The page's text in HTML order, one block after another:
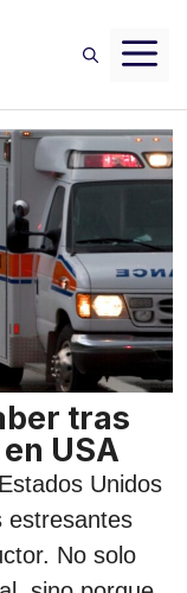
tras
USA
Unidos
estresantes
No solo